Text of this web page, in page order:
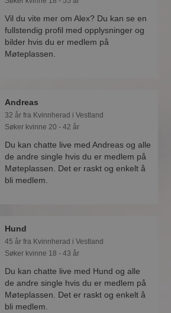
Vil du vite mer om Alex? Du kan se en
fullstendig profil med opplysninger og
bilder hvis du er medlem på
Møteplassen.
Andreas
32 år fra Kvinnherad i Vestland
Søker kvinne 20 - 42 år
Du kan chatte live med Andreas og alle
de andre single hvis du er medlem på
Møteplassen. Det er raskt og enkelt å
bli medlem.
Hund
45 år fra Kvinnherad i Vestland
Søker kvinne 18 - 43 år
Du kan chatte live med Hund og alle
de andre single hvis du er medlem på
Møteplassen. Det er raskt og enkelt å
bli medlem.